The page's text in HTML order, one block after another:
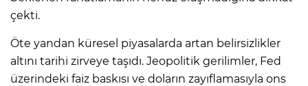
çekti.
Öte yandan küresel piyasalarda artan belirsizlikler
altını tarihi zirveye taşıdı. Jeopolitik gerilimler, Fed
üzerindeki faiz baskısı ve doların zayıflamasıyla ons